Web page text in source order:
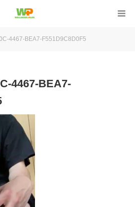
4467-BEA7-F551D9C8D0F5
4467-BEA7-